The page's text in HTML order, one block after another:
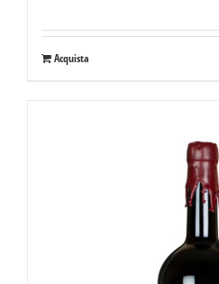
Acquista